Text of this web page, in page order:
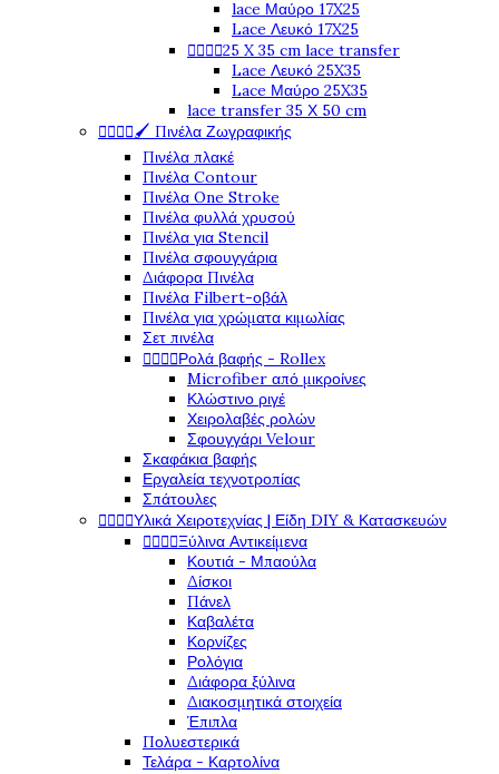
lace Μαύρο 17X25
Lace Λευκό 17X25
25 X 35 cm lace transfer
Lace Λευκό 25X35
Lace Μαύρο 25X35
lace transfer 35 Χ 50 cm
🖌️ Πινέλα Ζωγραφικής
Πινέλα πλακέ
Πινέλα Contour
Πινέλα One Stroke
Πινέλα φυλλά χρυσού
Πινέλα για Stencil
Πινέλα σφουγγάρια
Διάφορα Πινέλα
Πινέλα Filbert-οβάλ
Πινέλα για χρώματα κιμωλίας
Σετ πινέλα
Ρολά βαφής - Rollex
Microfiber από μικροίνες
Κλώστινο ριγέ
Χειρολαβές ρολών
Σφουγγάρι Velour
Σκαφάκια βαφής
Εργαλεία τεχνοτροπίας
Σπάτουλες
Υλικά Χειροτεχνίας | Είδη DIY & Κατασκευών
Ξύλινα Αντικείμενα
Κουτιά - Μπαούλα
Δίσκοι
Πάνελ
Καβαλέτα
Κορνίζες
Ρολόγια
Διάφορα ξύλινα
Διακοσμητικά στοιχεία
Έπιπλα
Πολυεστερικά
Τελάρα - Καρτολίνα